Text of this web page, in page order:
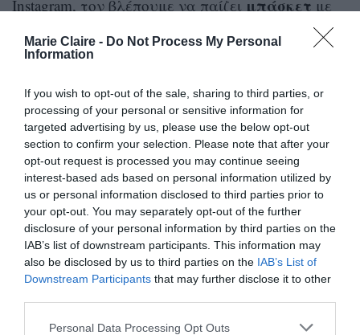
Marie Claire - Do Not Process My Personal
Information
If you wish to opt-out of the sale, sharing to third parties, or
processing of your personal or sensitive information for
targeted advertising by us, please use the below opt-out
section to confirm your selection. Please note that after your
opt-out request is processed you may continue seeing
interest-based ads based on personal information utilized by
us or personal information disclosed to third parties prior to
your opt-out. You may separately opt-out of the further
disclosure of your personal information by third parties on the
IAB’s list of downstream participants. This information may
also be disclosed by us to third parties on the IAB’s List of
Downstream Participants that may further disclose it to other
Personal Data Processing Opt Outs
Instagram, τον βλέπουμε να παίζει μπάσκετ με
βάζει αρκετά καλάθια. Ο πατέρας του είναι
μικρός έχει τον καλύτερο δάσκαλο. Στη λεζάντα
ο MPV του NBA γράφει: «Μια ακόμα μέρα που
γινόμαστε καλύτεροι και κοιτάμε τη δουλειά
μας».
Δείτε το νέο βίντεο του Γιάννη
Αντετοκούνμπο: